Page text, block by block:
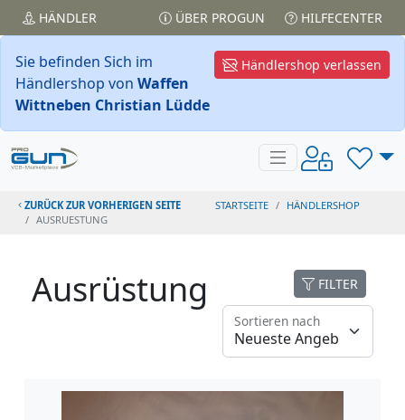
HÄNDLER ÜBER PROGUN HILFECENTER
Händlershop verlassen
Sie befinden Sich im
Händlershop von Waffen
Wittneben Christian Lüdde
ZURÜCK ZUR VORHERIGEN SEITE STARTSEITE
HÄNDLERSHOP
AUSRUESTUNG
Ausrüstung FILTER
Sortieren nach